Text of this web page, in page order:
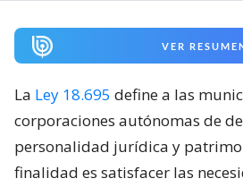
VER
La Ley 18.695 define a las
corporaciones autónomas de
personalidad jurídica y
finalidad es satisfacer las